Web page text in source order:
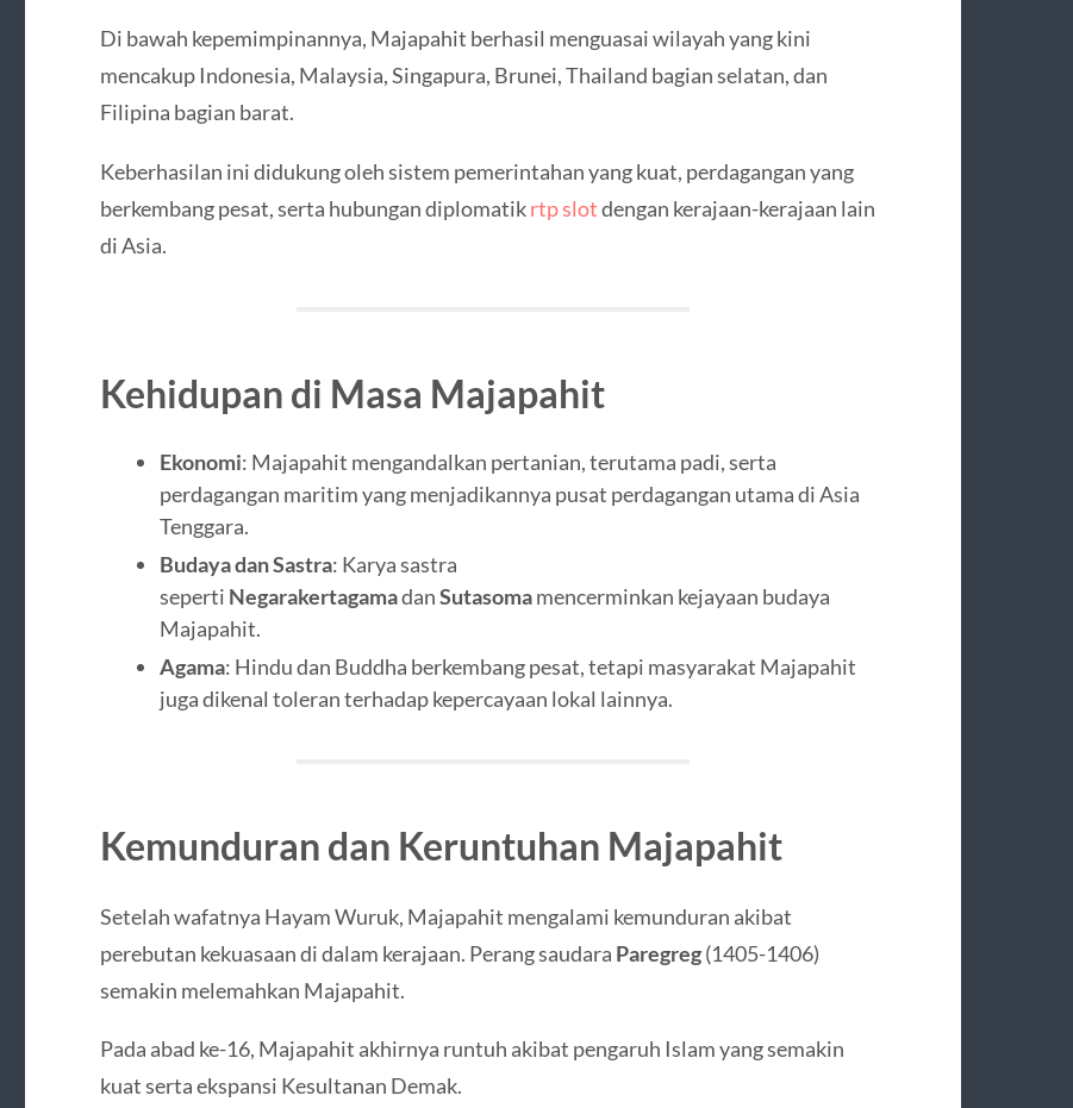
Di bawah kepemimpinannya, Majapahit berhasil menguasai wilayah yang kini
mencakup Indonesia, Malaysia, Singapura, Brunei, Thailand bagian selatan, dan
Filipina bagian barat.
Keberhasilan ini didukung oleh sistem pemerintahan yang kuat, perdagangan yang
berkembang pesat, serta hubungan diplomatikrtp slotdengan kerajaan-kerajaan lain
di Asia.
Kehidupan di Masa Majapahit
Ekonomi: Majapahit mengandalkan pertanian, terutama padi, serta
perdagangan maritim yang menjadikannya pusat perdagangan utama di Asia
Tenggara.
Budaya dan Sastra: Karya sastra
seperti NegarakertagamadanSutasomamencerminkan kejayaan budaya
Majapahit.
Agama: Hindu dan Buddha berkembang pesat, tetapi masyarakat Majapahit
juga dikenal toleran terhadap kepercayaan lokal lainnya.
Kemunduran dan Keruntuhan Majapahit
Setelah wafatnya Hayam Wuruk, Majapahit mengalami kemunduran akibat
perebutan kekuasaan di dalam kerajaan. Perang saudara Paregreg(1405-1406)
semakin melemahkan Majapahit.
Pada abad ke-16, Majapahit akhirnya runtuh akibat pengaruh Islam yang semakin
kuat serta ekspansi Kesultanan Demak.